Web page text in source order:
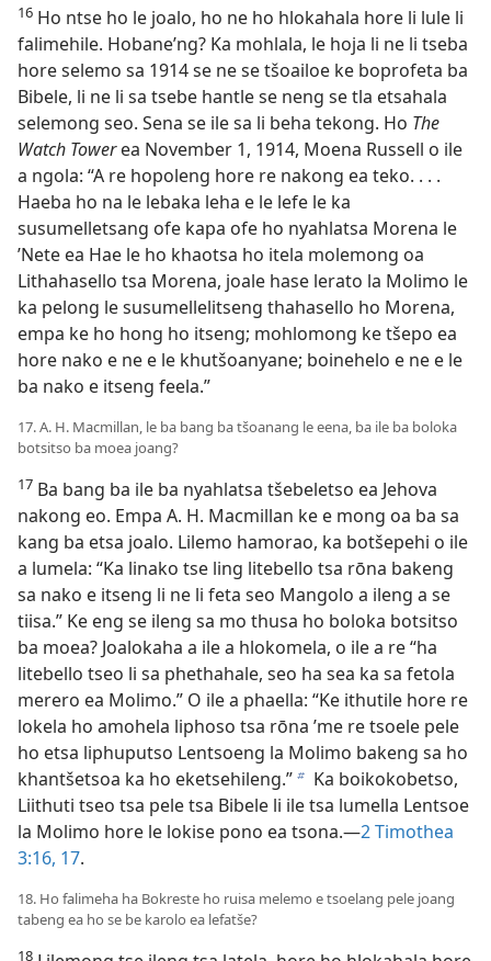
16 Ho ntse ho le joalo, ho ne ho hlokahala hore li lule li
falimehile. Hobane’ng? Ka mohlala, le hoja li ne li tseba
hore selemo sa 1914 se ne se tšoailoe ke boprofeta ba
Bibele, li ne li sa tsebe hantle se neng se tla etsahala
selemong seo. Sena se ile sa li beha tekong. Ho The
Watch Towerea November 1, 1914, Moena Russell o ile
a ngola: “A re hopoleng hore re nakong ea teko. . . .
Haeba ho na le lebaka leha e le lefe le ka
susumelletsang ofe kapa ofe ho nyahlatsa Morena le
’Nete ea Hae le ho khaotsa ho itela molemong oa
Lithahasello tsa Morena, joale hase lerato la Molimo le
ka pelong le susumellelitseng thahasello ho Morena,
empa ke ho hong ho itseng; mohlomong ke tšepo ea
hore nako e ne e le khutšoanyane; boinehelo e ne e le
ba nako e itseng feela.”
17. A. H. Macmillan, le ba bang ba tšoanang le eena, ba ile ba boloka
botsitso ba moea joang?
17 Ba bang ba ile ba nyahlatsa tšebeletso ea Jehova
nakong eo. Empa A. H. Macmillan ke e mong oa ba sa
kang ba etsa joalo. Lilemo hamorao, ka botšepehi o ile
a lumela: “Ka linako tse ling litebello tsa rōna bakeng
sa nako e itseng li ne li feta seo Mangolo a ileng a se
tiisa.” Ke eng se ileng sa mo thusa ho boloka botsitso
ba moea? Joalokaha a ile a hlokomela, o ile a re “ha
litebello tseo li sa phethahale, seo ha sea ka sa fetola
merero ea Molimo.” O ile a phaella: “Ke ithutile hore re
lokela ho amohela liphoso tsa rōna ’me re tsoele pele
ho etsa liphuputso Lentsoeng la Molimo bakeng sa ho
khantšetsoa ka ho eketsehileng.”b Ka boikokobetso,
Liithuti tseo tsa pele tsa Bibele li ile tsa lumella Lentsoe
la Molimo hore le lokise pono ea tsona.—2 Timothea
3:16, 17.
18. Ho falimeha ha Bokreste ho ruisa melemo e tsoelang pele joang
tabeng ea ho se be karolo ea lefatše?
18